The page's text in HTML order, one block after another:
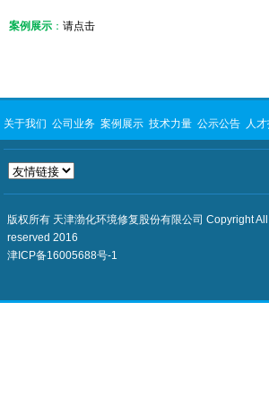
案例展示 ： 请点击
关于我们 公司业务 案例展示 技术力量 公示公告 人
版权所有 天津渤化环境修复股份有限公司 Copyright All
reserved 2016
津ICP备16005688号-1